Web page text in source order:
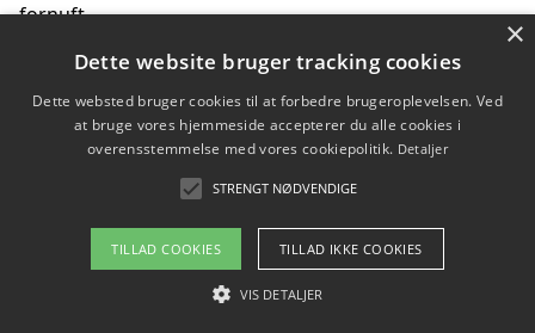
fornuft
Sådan kan du handle bæredygtigt og bestil med
faktura
Om / kontakt
Blog Betingelser
×
Dette website bruger tracking cookies
Dette websted bruger cookies til at forbedre brugeroplevelsen. Ved
at bruge vores hjemmeside accepterer du alle cookies i
overensstemmelse med vores cookiepolitik. Detaljer
STRENGT NØDVENDIGE
TILLAD COOKIES TILLAD IKKE COOKIES
VIS DETALJER